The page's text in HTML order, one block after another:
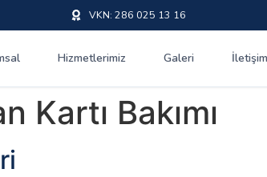
VKN: 286 025 13 16
Hizmetlerimiz Galeri İletişim
Kartı Bakımı